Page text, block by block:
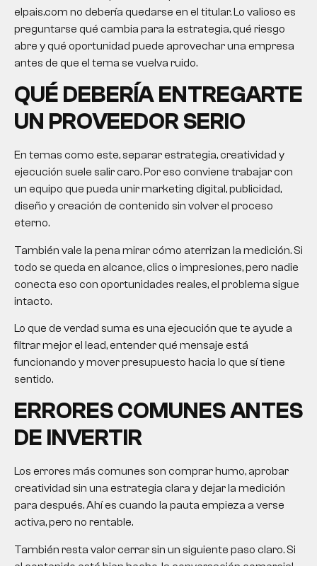
elpais.com no debería quedarse en el titular. Lo valioso es
preguntarse qué cambia para la estrategia, qué riesgo
abre y qué oportunidad puede aprovechar una empresa
antes de que el tema se vuelva ruido.
QUÉ DEBERÍA ENTREGARTE
UN PROVEEDOR SERIO
En temas como este, separar estrategia, creatividad y
ejecución suele salir caro. Por eso conviene trabajar con
un equipo que pueda unir marketing digital, publicidad,
diseño y creación de contenido sin volver el proceso
eterno.
También vale la pena mirar cómo aterrizan la medición. Si
todo se queda en alcance, clics o impresiones, pero nadie
conecta eso con oportunidades reales, el problema sigue
intacto.
Lo que de verdad suma es una ejecución que te ayude a
filtrar mejor el lead, entender qué mensaje está
funcionando y mover presupuesto hacia lo que sí tiene
sentido.
ERRORES COMUNES ANTES
DE INVERTIR
Los errores más comunes son comprar humo, aprobar
creatividad sin una estrategia clara y dejar la medición
para después. Ahí es cuando la pauta empieza a verse
activa, pero no rentable.
También resta valor cerrar sin un siguiente paso claro. Si